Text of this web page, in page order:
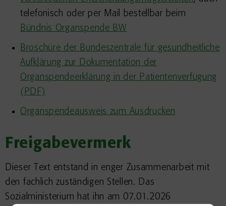
telefonisch oder per Mail bestellbar beim
Bündnis Organspende BW
Broschüre der Bundeszentrale für gesundheitliche
Aufklärung zur Dokumentation der
Organspendeerklärung in der Patientenverfügung
(PDF)
Organspendeausweis zum Ausdrucken
Freigabevermerk
Dieser Text entstand in enger Zusammenarbeit mit
den fachlich zuständigen Stellen. Das
Sozialministerium hat ihn am 07.01.2026